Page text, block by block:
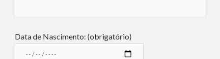
Data de Nascimento: (obrigatório)